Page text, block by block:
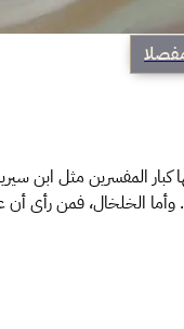
كبار المفسرين مثل
الخلخال، فمن رأى